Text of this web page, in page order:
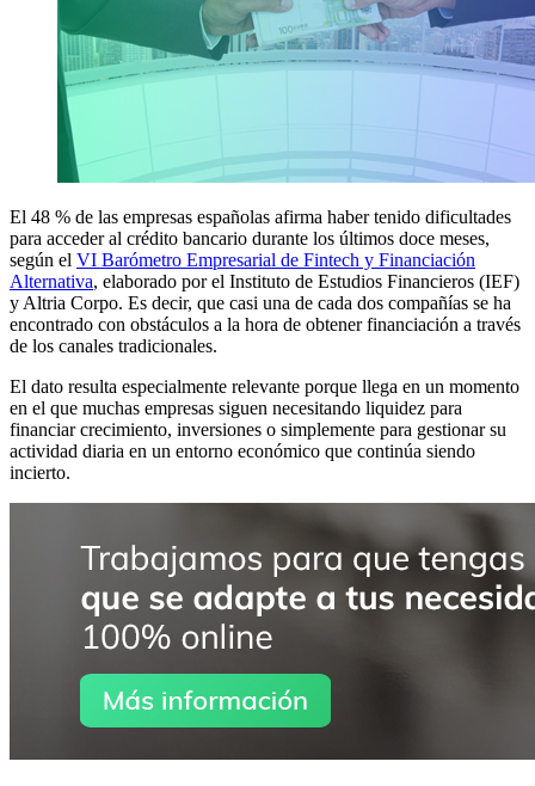
El 48 % de las empresas españolas afirma haber tenido dificultades
para acceder al crédito bancario durante los últimos doce meses,
según el VI Barómetro Empresarial de Fintech y Financiación
Alternativa, elaborado por el Instituto de Estudios Financieros (IEF)
y Altria Corpo. Es decir, que casi una de cada dos compañías se ha
encontrado con obstáculos a la hora de obtener financiación a través
de los canales tradicionales.
El dato resulta especialmente relevante porque llega en un momento
en el que muchas empresas siguen necesitando liquidez para
financiar crecimiento, inversiones o simplemente para gestionar su
actividad diaria en un entorno económico que continúa siendo
incierto.